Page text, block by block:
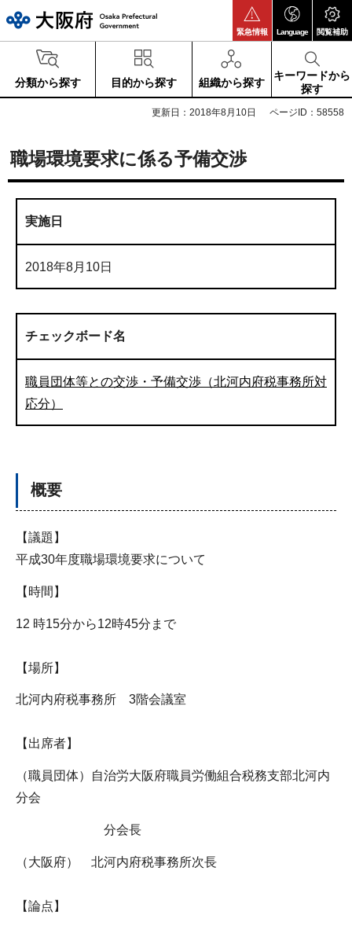
緊急情報 Language 閲覧補助
分類から探す 目的から探す 組織から探す
キーワードから
探す
更新日：2018年8月10日 ページID：58558
職場環境要求に係る予備交渉
実施日
2018年8月10日
チェックボード名
職員団体等との交渉・予備交渉（北河内府税事務所対
応分）
概要
【議題】
平成30年度職場環境要求について
【時間】
12 時15分から12時45分まで
【場所】
北河内府税事務所 3階会議室
【出席者】
（職員団体）自治労大阪府職員労働組合税務支部北河内
分会
分会長
（大阪府） 北河内府税事務所次長
【論点】